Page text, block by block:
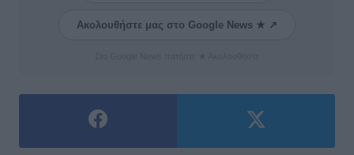
Ακολουθήστε μας στο Google News ★ ↗